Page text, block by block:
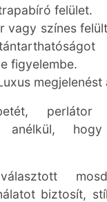
felület.
vagy színes
figyelembe.
megjelenést
anélkül,
biztosít,